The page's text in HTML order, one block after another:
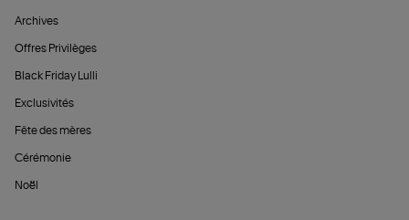
Archives
Offres Privilèges
Black Friday Lulli
Exclusivités
Fête des mères
Cérémonie
Noël